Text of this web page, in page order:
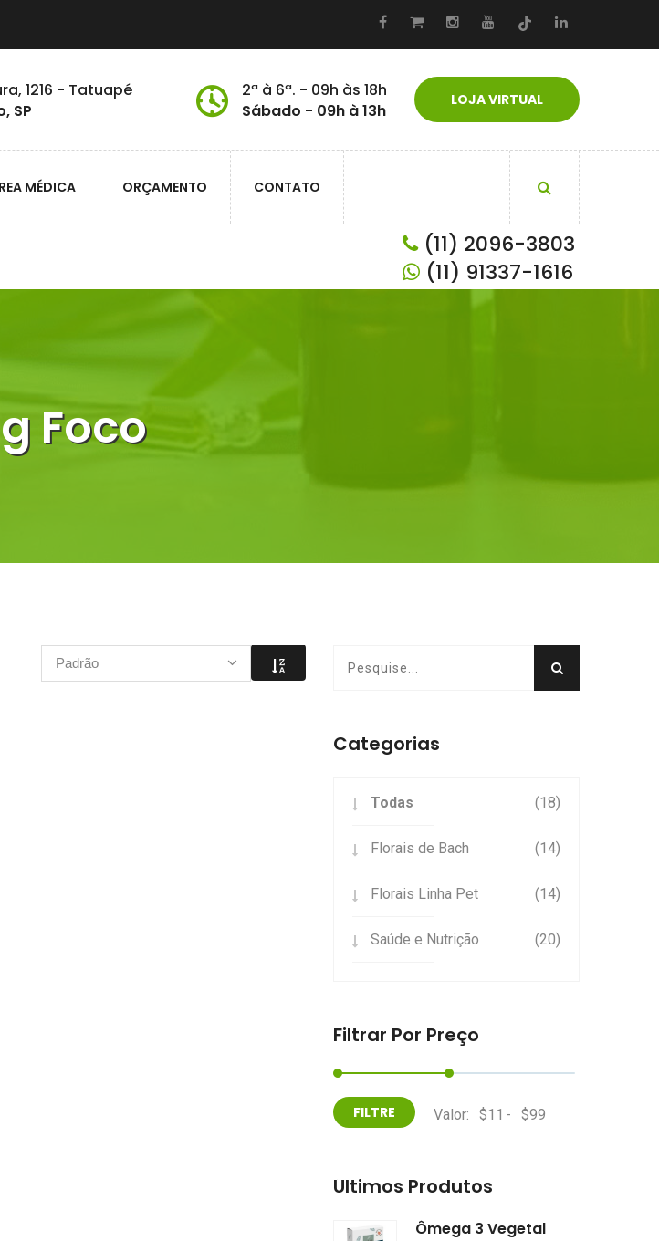
1216 - Tatuapé
SP
2ª à 6ª. - 09h às 18h
Sábado - 09h à 13h
LOJA VIRTUAL
MÉDICA ORÇAMENTO CONTATO
(11) 2096-3803
(11) 91337-1616
Foco
Padrão
Categorias
Todas (18)
Florais de Bach (14)
Florais Linha Pet (14)
Saúde e Nutrição (20)
Filtrar Por Preço
Valor: -
Últimos Produtos
Ômega 3 Vegetal